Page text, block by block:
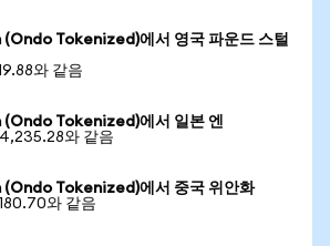
Tokenized)에서 영국 파운드 스털
와 같음
Tokenized)에서 일본 엔
와 같음
Tokenized)에서 중국 위안화
와 같음